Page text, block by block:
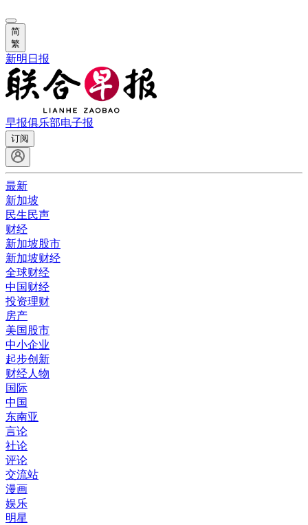
简
繁
新明日报
早报俱乐部电子报
订阅
最新
新加坡
民生民声
财经
新加坡股市
新加坡财经
全球财经
中国财经
投资理财
房产
美国股市
中小企业
起步创新
财经人物
国际
中国
东南亚
言论
社论
评论
交流站
漫画
娱乐
明星